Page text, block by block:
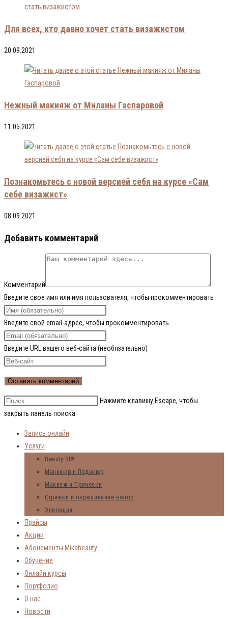
Для всех, кто давно хочет стать визажистом
20.09.2021
Нежный макияж от Миланы Гаспаровой
11.05.2021
Познакомьтесь с новой версией себя на курсе «Сам
себе визажист»
08.09.2021
Добавить комментарий
Комментарий
Введите свое имя или имя пользователя, чтобы прокомментировать
Введите свой email-адрес, чтобы прокомментировать
Введите URL вашего веб-сайта (необязательно)
Нажмите клавишу Escape, чтобы
закрыть панель поиска.
Запись онлайн
Услуги
Beauty SPA
Маникюр и Педикюр
Макияж и Прически
Стрижки и окрашивание волос
Эпиляция
Прайсы
Акции
Абонементы Mikabeauty
Обучение
Онлайн курсы
Портфолио
О нас
Новости